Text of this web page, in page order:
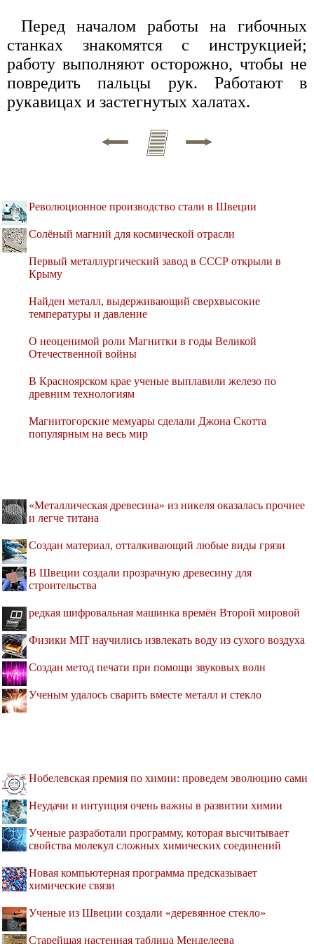
Перед началом работы на гибочных
станках знакомятся с инструкцией;
работу выполняют осторожно, чтобы не
повредить пальцы рук. Работают в
рукавицах и застегнутых халатах.
Революционное производство стали в Швеции
Солёный магний для космической отрасли
Первый металлургический завод в СССР открыли в
Крыму
Найден металл, выдерживающий сверхвысокие
температуры и давление
О неоценимой роли Магнитки в годы Великой
Отечественной войны
В Красноярском крае ученые выплавили железо по
древним технологиям
Магнитогорские мемуары сделали Джона Скотта
популярным на весь мир
«Металлическая древесина» из никеля оказалась прочнее
и легче титана
Создан материал, отталкивающий любые виды грязи
В Швеции создали прозрачную древесину для
строительства
редкая шифровальная машинка времён Второй мировой
Физики MIT научились извлекать воду из сухого воздуха
Создан метод печати при помощи звуковых волн
Ученым удалось сварить вместе металл и стекло
Нобелевская премия по химии: проведем эволюцию сами
Неудачи и интуиция очень важны в развитии химии
Ученые разработали программу, которая высчитывает
свойства молекул сложных химических соединений
Новая компьютерная программа предсказывает
химические связи
Ученые из Швеции создали «деревянное стекло»
Старейшая настенная таблица Менделеева